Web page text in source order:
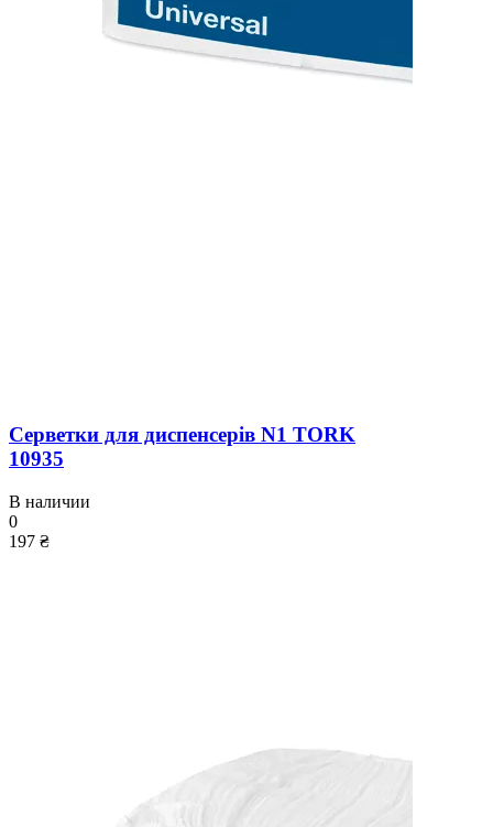
Серветки для диспенсерів N1 TORK
10935
В наличии
0
197 ₴